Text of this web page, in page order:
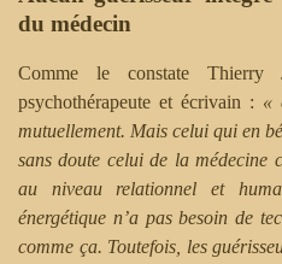
du médecin
Comme le constate Thierry
psychothérapeute et écrivain : «
mutuellement. Mais celui qui en
sans doute celui de la médecine
au niveau relationnel et
énergétique n’a pas besoin de
comme ça. Toutefois, les